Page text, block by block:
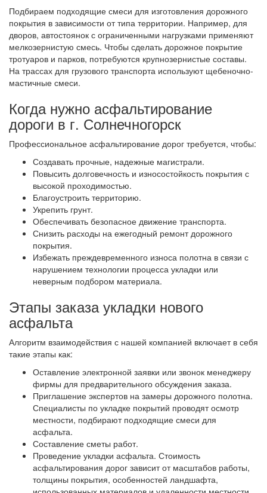
Подбираем подходящие смеси для изготовления дорожного
покрытия в зависимости от типа территории. Например, для
дворов, автостоянок с ограниченными нагрузками применяют
мелкозернистую смесь. Чтобы сделать дорожное покрытие
тротуаров и парков, потребуются крупнозернистые составы.
На трассах для грузового транспорта используют щебеночно-
мастичные смеси.
Когда нужно асфальтирование
дороги в г. Солнечногорск
Профессиональное асфальтирование дорог требуется, чтобы:
Создавать прочные, надежные магистрали.
Повысить долговечность и износостойкость покрытия с
высокой проходимостью.
Благоустроить территорию.
Укрепить грунт.
Обеспечивать безопасное движение транспорта.
Снизить расходы на ежегодный ремонт дорожного
покрытия.
Избежать преждевременного износа полотна в связи с
нарушением технологии процесса укладки или
неверным подбором материала.
Этапы заказа укладки нового
асфальта
Алгоритм взаимодействия с нашей компанией включает в себя
такие этапы как:
Оставление электронной заявки или звонок менеджеру
фирмы для предварительного обсуждения заказа.
Приглашение экспертов на замеры дорожного полотна.
Специалисты по укладке покрытий проводят осмотр
местности, подбирают подходящие смеси для
асфальта.
Составление сметы работ.
Проведение укладки асфальта. Стоимость
асфальтирования дорог зависит от масштабов работы,
толщины покрытия, особенностей ландшафта,